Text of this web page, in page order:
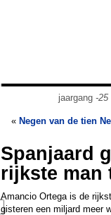
jaargang -25
« Negen van de tien
Spanjaard
rijkste man
Amancio Ortega is de
gisteren een miljard meer